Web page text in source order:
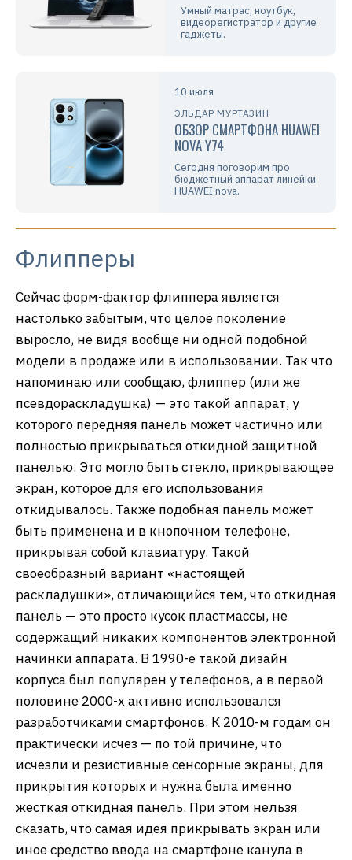
Умный матрас, ноутбук,
видеорегистратор и другие
гаджеты.
10 июля
ЭЛЬДАР МУРТАЗИН
ОБЗОР СМАРТФОНА HUAWEI
NOVA Y74
Сегодня поговорим про
бюджетный аппарат линейки
HUAWEI nova.
Флипперы
Сейчас форм-фактор флиппера является
настолько забытым, что целое поколение
выросло, не видя вообще ни одной подобной
модели в продаже или в использовании. Так что
напоминаю или сообщаю, флиппер (или же
псевдораскладушка) — это такой аппарат, у
которого передняя панель может частично или
полностью прикрываться откидной защитной
панелью. Это могло быть стекло, прикрывающее
экран, которое для его использования
откидывалось. Также подобная панель может
быть применена и в кнопочном телефоне,
прикрывая собой клавиатуру. Такой
своеобразный вариант «настоящей
раскладушки», отличающийся тем, что откидная
панель — это просто кусок пластмассы, не
содержащий никаких компонентов электронной
начинки аппарата. В 1990-е такой дизайн
корпуса был популярен у телефонов, а в первой
половине 2000-х активно использовался
разработчиками смартфонов. К 2010-м годам он
практически исчез — по той причине, что
исчезли и резистивные сенсорные экраны, для
прикрытия которых и нужна была именно
жесткая откидная панель. При этом нельзя
сказать, что самая идея прикрывать экран или
иное средство ввода на смартфоне канула в